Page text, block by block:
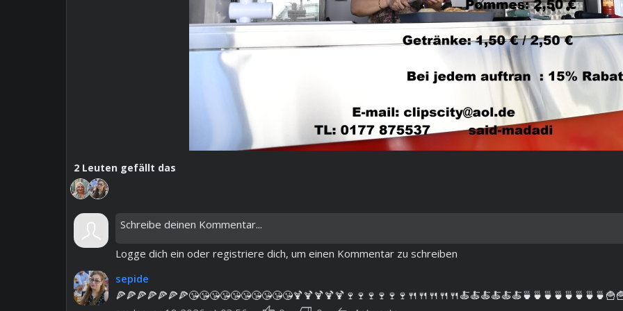
2 Leuten gefällt das
Logge dich ein oder registriere dich, um einen Kommentar zu schreiben
sepide